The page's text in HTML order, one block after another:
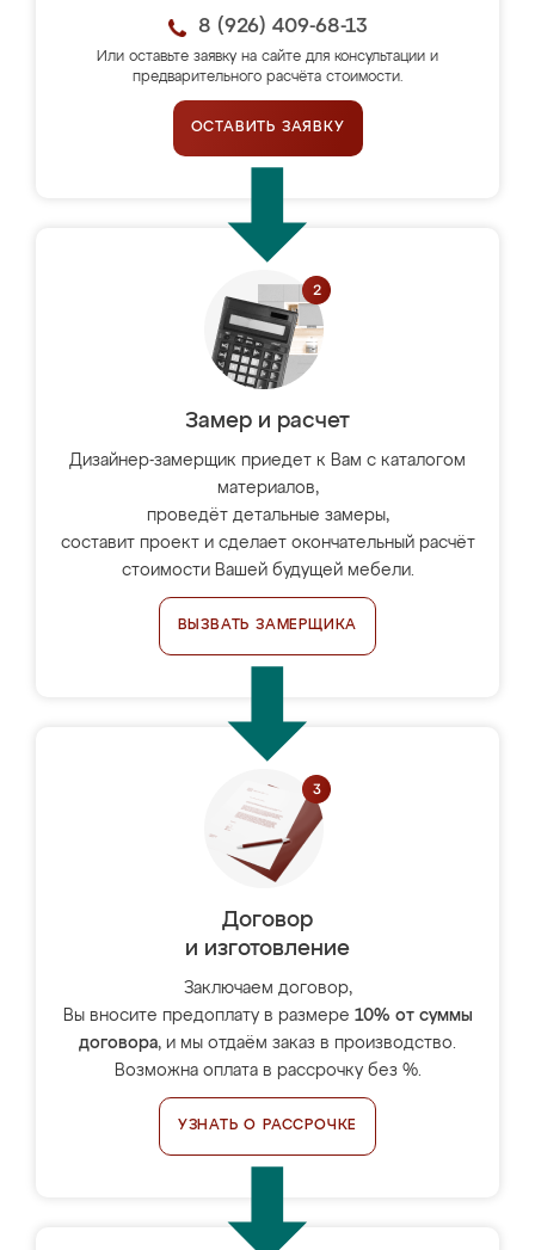
8 (926) 409-68-13
Или оставьте заявку на сайте для консультации и
предварительного расчёта стоимости.
ОСТАВИТЬ ЗАЯВКУ
Замер и расчет
Дизайнер-замерщик приедет к Вам с каталогом
материалов,
проведёт детальные замеры,
составит проект и сделает окончательный расчёт
стоимости Вашей будущей мебели.
ВЫЗВАТЬ ЗАМЕРЩИКА
Договор
и изготовление
Заключаем договор,
Вы вносите предоплату в размере 10% от суммы
договора, и мы отдаём заказ в производство.
Возможна оплата в рассрочку без %.
УЗНАТЬ О РАССРОЧКЕ